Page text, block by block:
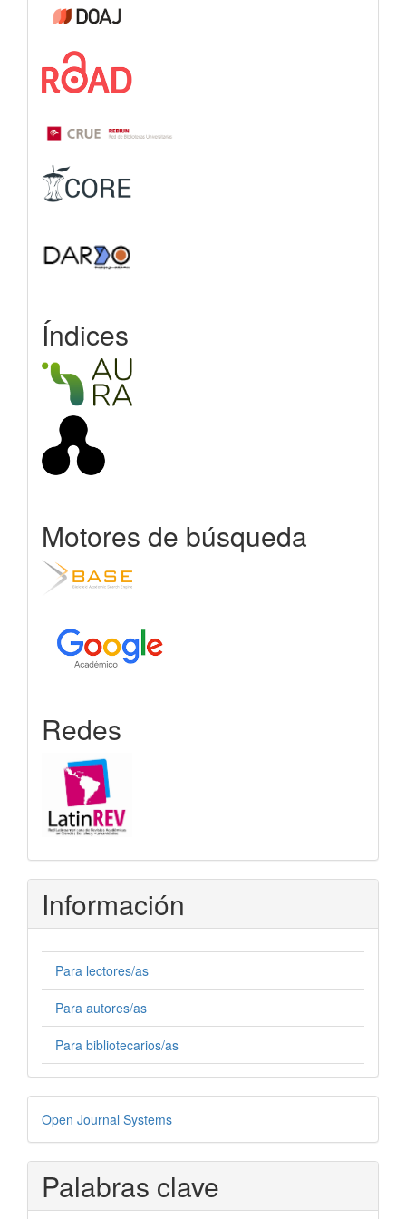
Índices
Motores de búsqueda
Redes
Información
Para lectores/as
Para autores/as
Para bibliotecarios/as
Desarrollado
por
Open Journal Systems
Palabras clave